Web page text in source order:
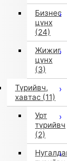
Бизнес
цүнх
(24)
Жижиг
цүнх
(3)
Түрийвч,
хавтас (11)
Урт
түрийвч
(2)